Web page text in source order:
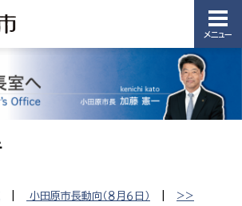
メニュー
小田原市長動向（８月６日） >>